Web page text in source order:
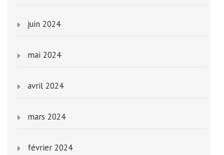
juin 2024
mai 2024
avril 2024
mars 2024
février 2024